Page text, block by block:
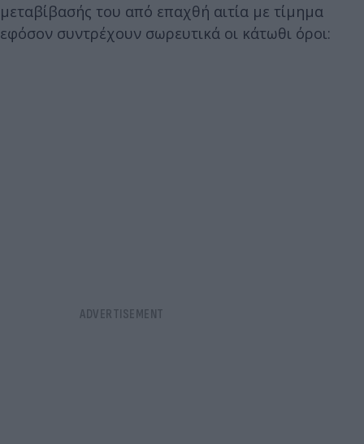
μεταβίβασής του από επαχθή αιτία με τίμημα
εφόσον συντρέχουν σωρευτικά οι κάτωθι όροι: